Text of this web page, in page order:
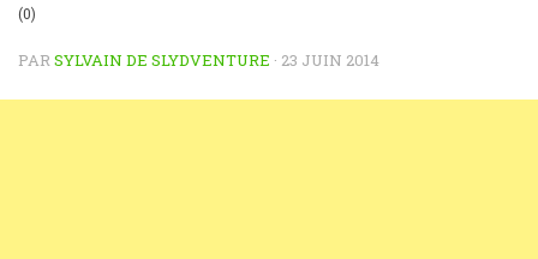
(0)
PARSYLVAIN DE SLYDVENTURE · 23 JUIN 2014